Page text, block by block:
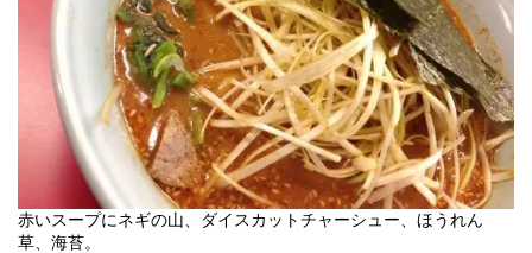
赤いスープにネギの山、ダイスカットチャーシュー、ほうれん
草、海苔。